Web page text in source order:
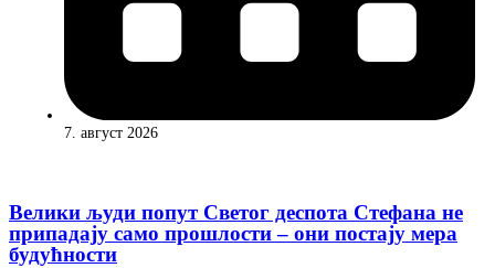
7. август 2026
Велики људи попут Светог деспота Стефана не
припадају само прошлости – они постају мера
будућности